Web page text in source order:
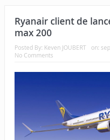
Ryanair client de
max 200
Posted By: Keven JOUBERT on:
No Comments